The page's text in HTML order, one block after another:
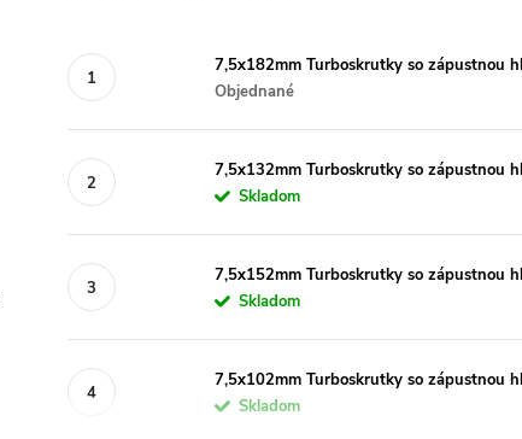
7,5x182mm Turboskrutky so zápustnou
Objednané
7,5x132mm Turboskrutky so zápustnou
Skladom
7,5x152mm Turboskrutky so zápustnou
Skladom
7,5x102mm Turboskrutky so zápustnou
Skladom